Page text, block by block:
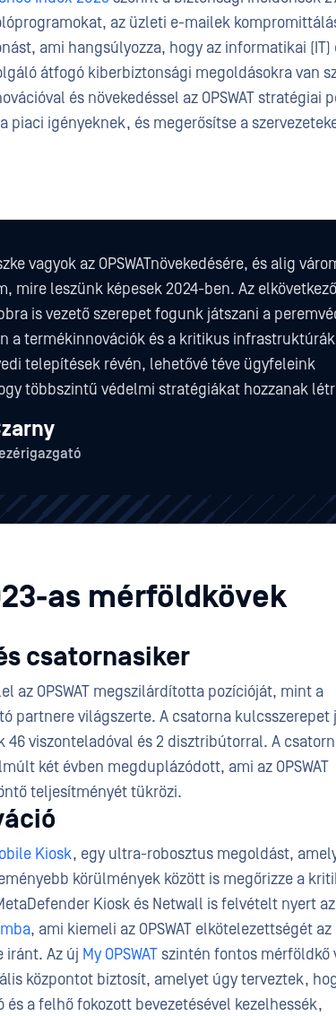
az üzleti e-mailek
ami hangsúlyozza, hogy az informatikai (IT)
átfogó kiberbiztonsági megoldásokra van
és növekedéssel az OPSWAT stratégiai
piaci igényeknek, és megerősítse a
vagyok az OPSWATnövekedésére, és alig
mire leszünk képesek 2024-ben. Az elkövetkező
is vezető szerepet fogunk játszani a
a termékinnovációk és a kritikus
telepítések révén, lehetővé téve ügyfeleink
többszintű védelmi stratégiákat hozzanak
as mérföldkövek
csatornasiker
az OPSWAT megszilárdította pozícióját, mint a
partnere világszerte. A csatorna kulcsszerepet
46 viszonteladóval és 2 disztribútorral. A
két évben megduplázódott, ami az OPSWAT
teljesítményét tükrözi.
Kiosk, egy ultra-robosztus megoldást,
körülmények között is megőrizze a
Kiosk és Netwall is felvételt nyert az
, ami kiemeli az OPSWAT elkötelezettségét az
iránt. Az új My OPSWATszintén fontos mérföldkő
központot biztosít, amelyet úgy terveztek,
a felhő fokozott bevezetésével kezelhessék,